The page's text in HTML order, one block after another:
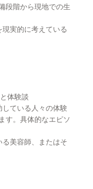
段階から現地での生
実的に考えている
体験談
ている人々の体験
す。具体的なエピソ
美容師、またはそ